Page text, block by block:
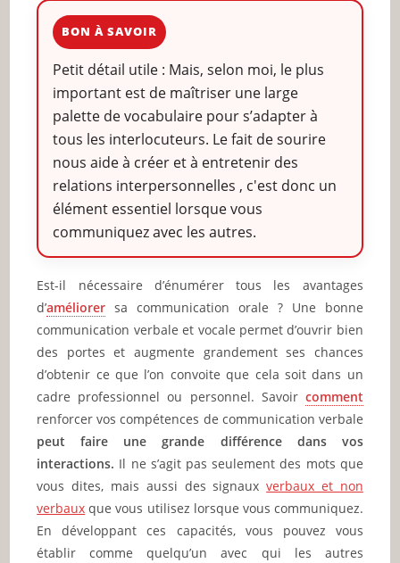
BON À SAVOIR
Petit détail utile : Mais, selon moi, le plus
important est de maîtriser une large
palette de vocabulaire pour s’adapter à
tous les interlocuteurs. Le fait de sourire
nous aide à créer et à entretenir des
relations interpersonnelles , c'est donc un
élément essentiel lorsque vous
communiquez avec les autres.
Est-il nécessaire d’énumérer tous les avantages
d’améliorer sa communication orale ? Une bonne
communication verbale et vocale permet d’ouvrir bien
des portes et augmente grandement ses chances
d’obtenir ce que l’on convoite que cela soit dans un
cadre professionnel ou personnel. Savoir comment
renforcer vos compétences de communication verbale
peut faire une grande différence dans vos
interactions. Il ne s’agit pas seulement des mots que
vous dites, mais aussi des signauxverbaux et non
verbaux que vous utilisez lorsque vous communiquez.
En développant ces capacités, vous pouvez vous
établir comme quelqu’un avec qui les autres